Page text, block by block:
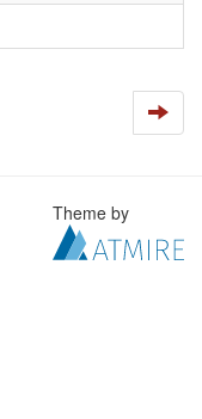
Theme by